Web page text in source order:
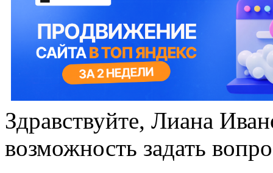
Здравствуйте, Лиана
возможность задать